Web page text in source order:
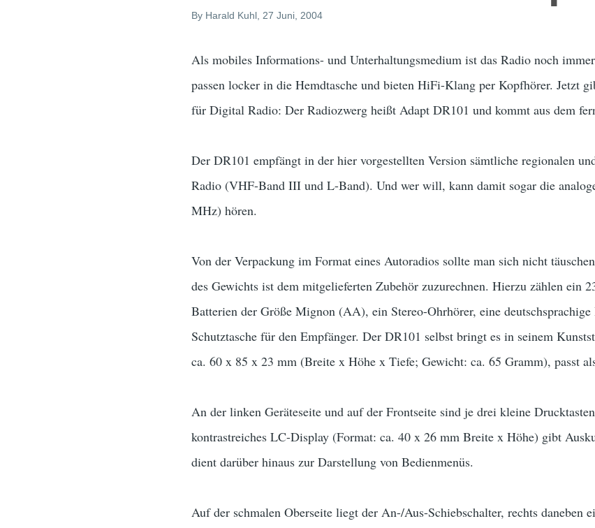
By Harald Kuhl , 27 Juni, 2004
Als mobiles Informations- und Unterhaltungsmedium ist das Radio noch
passen locker in die Hemdtasche und bieten HiFi-Klang per Kopfhörer. Jetzt
für Digital Radio: Der Radiozwerg heißt Adapt DR101 und kommt aus dem
Der DR101 empfängt in der hier vorgestellten Version sämtliche regionalen
Radio (VHF-Band III und L-Band). Und wer will, kann damit sogar die
MHz) hören.
Von der Verpackung im Format eines Autoradios sollte man sich nicht
des Gewichts ist dem mitgelieferten Zubehör zuzurechnen. Hierzu zählen ein
Batterien der Größe Mignon (AA), ein Stereo-Ohrhörer, eine
Schutztasche für den Empfänger. Der DR101 selbst bringt es in seinem
ca. 60 x 85 x 23 mm (Breite x Höhe x Tiefe; Gewicht: ca. 65 Gramm), passt
An der linken Geräteseite und auf der Frontseite sind je drei kleine
kontrastreiches LC-Display (Format: ca. 40 x 26 mm Breite x Höhe) gibt
dient darüber hinaus zur Darstellung von Bedienmenüs.
Auf der schmalen Oberseite liegt der An-/Aus-Schiebschalter, rechts daneben